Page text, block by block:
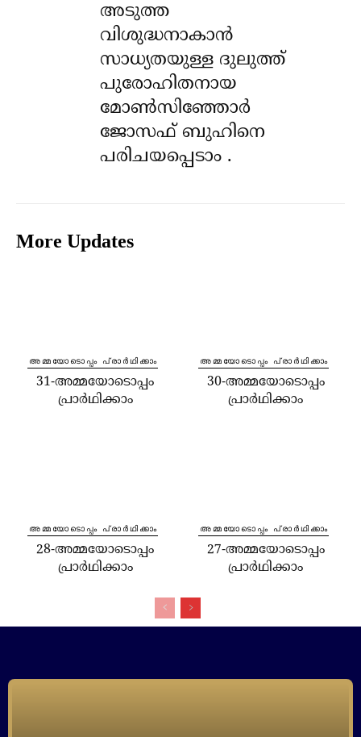
അടുത്ത
വിശുദ്ധനാകാൻ
സാധ്യതയുള്ള ദുലുത്ത്
പുരോഹിതനായ
മോൺസിഞ്ഞോർ
ജോസഫ് ബുഹിനെ
പരിചയപ്പെടാം .
More Updates
⁠അമ്മയോടൊപ്പം പ്രാർഥിക്കാം
31-അമ്മയോടൊപ്പം
പ്രാർഥിക്കാം
⁠അമ്മയോടൊപ്പം പ്രാർഥിക്കാം
30-അമ്മയോടൊപ്പം
പ്രാർഥിക്കാം
⁠അമ്മയോടൊപ്പം പ്രാർഥിക്കാം
28-അമ്മയോടൊപ്പം
പ്രാർഥിക്കാം
⁠അമ്മയോടൊപ്പം പ്രാർഥിക്കാം
27-അമ്മയോടൊപ്പം
പ്രാർഥിക്കാം